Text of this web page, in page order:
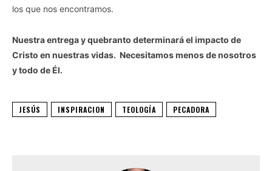
los que nos encontramos.
Nuestra entrega y quebranto determinará el impacto de
Cristo en nuestras vidas. Necesitamos menos de nosotros
y todo de Él.
JESÚS INSPIRACION TEOLOGÍA PECADORA